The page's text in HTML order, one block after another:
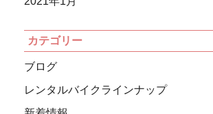
カテゴリー
ブログ
レンタルバイクラインナップ